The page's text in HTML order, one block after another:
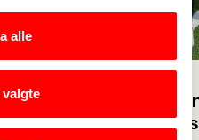
alle